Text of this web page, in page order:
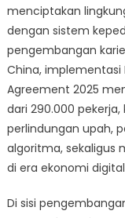
menciptakan
dengan sistem
pengembangan
China, implementasi
Agreement 2025
dari 290.000
perlindungan upah,
algoritma, sekaligus
di era ekonomi
Di sisi